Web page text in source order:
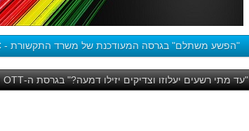
"הפשע משתלם" בגרסה המעודכנת של משרד התקשורת - IBC (אנלימיטד) - לחץ כאן
"עד מתי רשעים יעלוזו וצדיקים יזילו דמעה?" בגרסת ה-OTT וה-FTTH בישראל - לחץ כאן